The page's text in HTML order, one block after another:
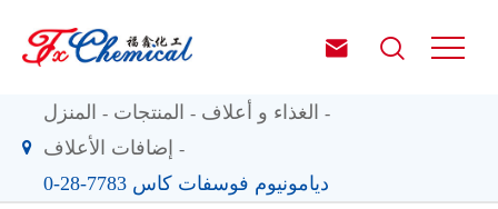
 
المنزل المنتجات
الغذاء و أعلاف
إضافات الأعلاف
ديامونيوم فوسفات كاس 7783-28-0